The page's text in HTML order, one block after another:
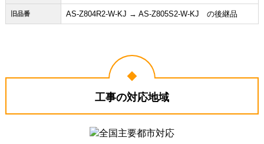
旧品番 AS-Z804R2-W-KJ → AS-Z805S2-W-KJ の後継品
工事の対応地域